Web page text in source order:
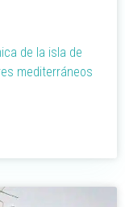
de la isla de
mediterráneos